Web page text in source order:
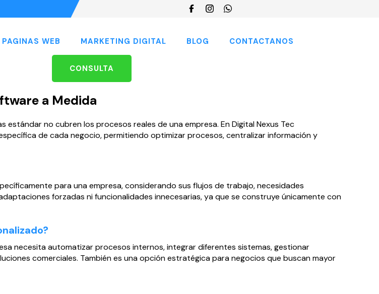
language
PAGINAS WEB MARKETING DIGITAL BLOG CONTACTANOS
CONSULTA
a Medida
estándar no cubren los procesos reales de una empresa. En Digital Nexus Tec
de cada negocio, permitiendo optimizar procesos, centralizar información y
para una empresa, considerando sus flujos de trabajo, necesidades
forzadas ni funcionalidades innecesarias, ya que se construye únicamente con
necesita automatizar procesos internos, integrar diferentes sistemas, gestionar
comerciales. También es una opción estratégica para negocios que buscan mayor